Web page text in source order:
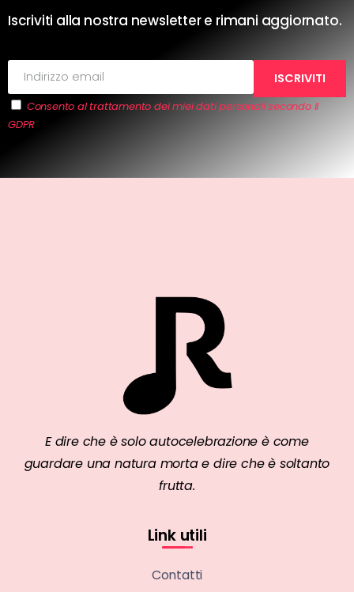
Iscriviti alla nostra newsletter e rimani aggiornato.
Consento al trattamento dei miei dati personali secondo il
GDPR
E dire che è solo autocelebrazione è come
guardare una natura morta e dire che è soltanto
frutta.
Link utili
Contatti